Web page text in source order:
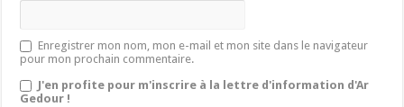
Enregistrer mon nom, mon e-mail et mon site dans le navigateur
pour mon prochain commentaire.
J'en profite pour m'inscrire à la lettre d'information d'Ar
Gedour !